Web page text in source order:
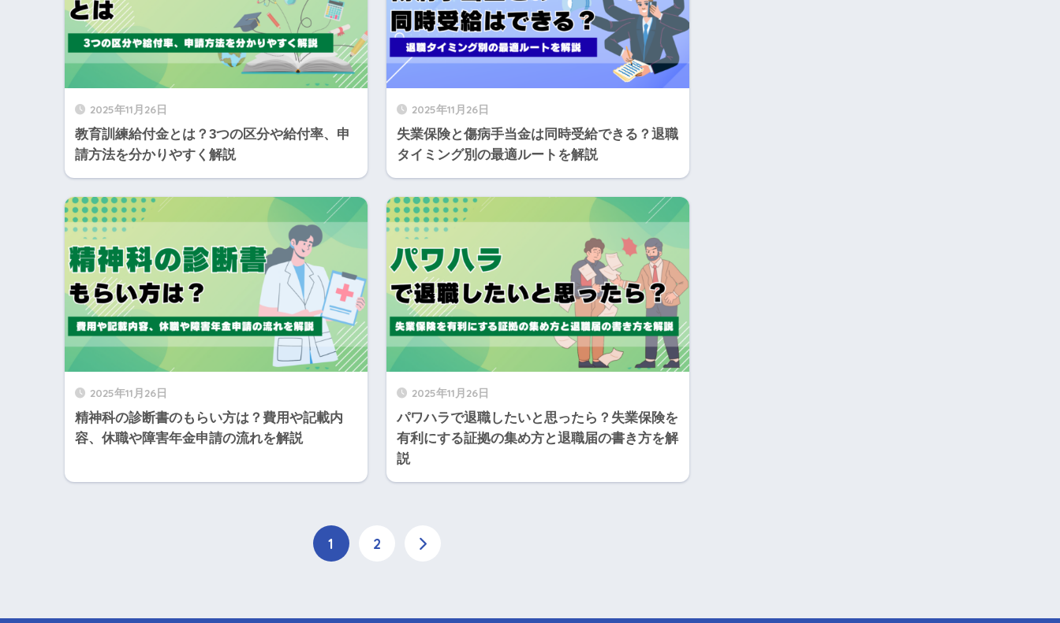
2025年11月26日
教育訓練給付金とは？3つの区分や給付率、申
請方法を分かりやすく解説
2025年11月26日
失業保険と傷病手当金は同時受給できる？退職
タイミング別の最適ルートを解説
2025年11月26日
精神科の診断書のもらい方は？費用や記載内
容、休職や障害年金申請の流れを解説
2025年11月26日
パワハラで退職したいと思ったら？失業保険を
有利にする証拠の集め方と退職届の書き方を解
説
1 2